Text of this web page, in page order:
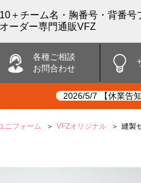
＋チーム名・胸番号・背番号
ーダー専門通販VFZ
各種ご相談
お問合わせ
2026/5/7 【休業告
ニフォーム VFZオリジナル 縫製